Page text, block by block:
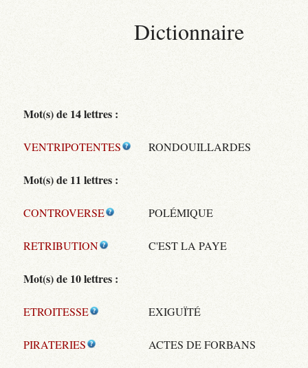
Dictionnaire
Mot(s) de 14 lettres :
VENTRIPOTENTES RONDOUILLARDES
Mot(s) de 11 lettres :
CONTROVERSE POLÉMIQUE
RETRIBUTION C'EST LA PAYE
Mot(s) de 10 lettres :
ETROITESSE EXIGUÏTÉ
PIRATERIES ACTES DE FORBANS